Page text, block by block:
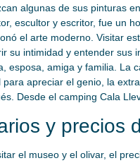
algunas de sus pinturas
escultor y escritor, fue un
el arte moderno. Visitar
su intimidad y entender sus
esposa, amiga y familia. La
para apreciar el genio, la
Desde el camping Cala
y precios
el museo y el olivar, el